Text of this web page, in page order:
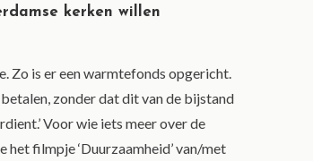
kerken willen
Zo is er een warmtefonds opgericht.
zonder dat dit van de bijstand
Voor wie iets meer over de
filmpje ‘Duurzaamheid’ van/met